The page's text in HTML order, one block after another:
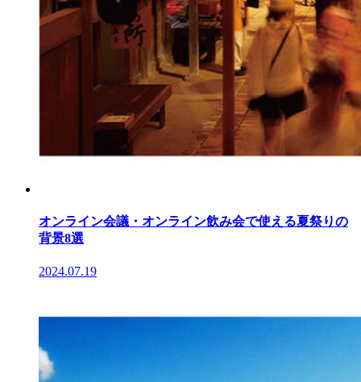
オンライン会議・オンライン飲み会で使える夏祭りの
背景8選
2024.07.19